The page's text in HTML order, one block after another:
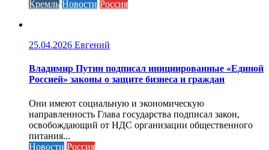
Кремль Новости Россия
25.04.2026 Евгений
Владимир Путин подписал инициированные «Единой
Россией» законы о защите бизнеса и граждан
Они имеют социальную и экономическую
направленность Глава государства подписал закон,
освобождающий от НДС организации общественного
питания...
Новости Россия